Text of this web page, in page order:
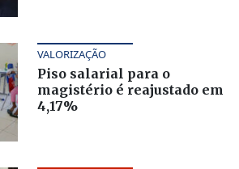
VALORIZAÇÃO
Piso salarial para o
magistério é reajustado em
4,17%